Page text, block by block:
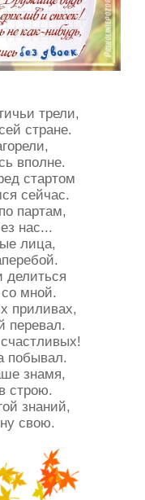
трели,
стране.
вполне.
стартом
сейчас.
партам,
нас...
лица,
делиться
мной.
приливах,
перевал.
побывал.
знамя,
строю.
знаний,
свою.